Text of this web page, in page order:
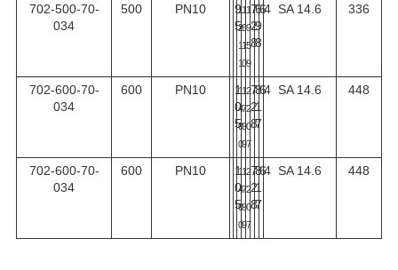
702-500-70-
034
500 PN10
9
5
1
2
1
1
1
6
1
0
1
9
5
9
7
2
8
6
9
8
64 SA 14.6 336
702-600-70-
034
600 PN10
1
0
5
1
4
0
0
1
7
9
9
2
2
0
7
7
2
8
8
1
7
64 SA 14.6 448
702-600-70-
034
600 PN10
1
0
5
1
4
0
0
1
7
9
9
2
2
0
7
7
2
8
8
1
7
64 SA 14.6 448